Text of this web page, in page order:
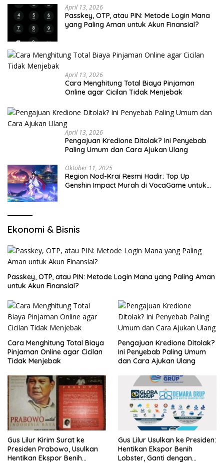
April 13, 2026
Passkey, OTP, atau PIN: Metode Login Mana
yang Paling Aman untuk Akun Finansial?
April 13, 2026
Cara Menghitung Total Biaya Pinjaman
Online agar Cicilan Tidak Menjebak
April 13, 2026
Pengajuan Kredione Ditolak? Ini Penyebab
Paling Umum dan Cara Ajukan Ulang
Oktober 11, 2025
Region Nod-Krai Resmi Hadir: Top Up
Genshin Impact Murah di VocaGame untuk
Ekonomi & Bisnis
Passkey, OTP, atau PIN: Metode Login Mana yang Paling Aman
untuk Akun Finansial?
Cara Menghitung Total Biaya
Pinjaman Online agar Cicilan
Tidak Menjebak
Pengajuan Kredione Ditolak?
Ini Penyebab Paling Umum
dan Cara Ajukan Ulang
Gus Lilur Kirim Surat ke
Presiden Prabowo, Usulkan
Hentikan Ekspor Benih
Gus Lilur Usulkan ke Presiden:
Hentikan Ekspor Benih
Lobster, Ganti dengan